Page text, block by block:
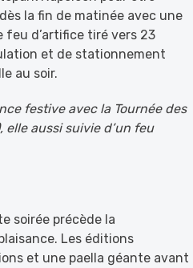
la fin de matinée avec une
feu d’artifice tiré vers 23
et de stationnement
au soir.
festive avec la Tournée des
aussi suivie d’un feu
soirée précède la
Les éditions
et une paella géante avant